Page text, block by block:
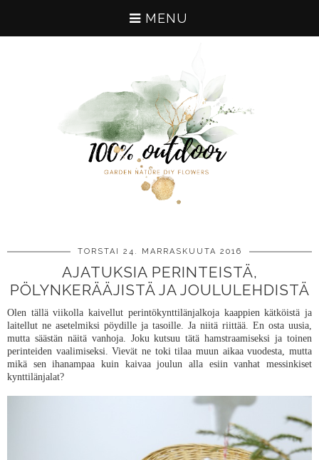
MENU
TORSTAI 24. MARRASKUUTA 2016
AJATUKSIA PERINTEISTÄ,
PÖLYNKERÄÄJISTÄ JA JOULULEHDISTÄ
Olen tällä viikolla kaivellut perintökynttilänjalkoja kaappien kätköistä ja
laitellut ne asetelmiksi pöydille ja tasoille. Ja niitä riittää. En osta uusia,
mutta säästän näitä vanhoja. Joku kutsuu tätä hamstraamiseksi ja toinen
perinteiden vaalimiseksi. Vievät ne toki tilaa muun aikaa vuodesta, mutta
mikä sen ihanampaa kuin kaivaa joulun alla esiin vanhat messinkiset
kynttilänjalat?